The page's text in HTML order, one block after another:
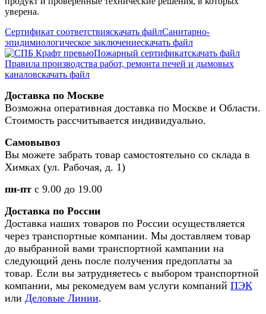
уверена.
Сертификат соответствияскачать файлСанитарно-
эпидимиологическое заключениескачать файл
Пожарный сертификатскачать файл
Правила производства работ, ремонта печей и дымовых
каналовскачать файл
Доставка по Москве
Возможна оперативная доставка по Москве и Области.
Стоимость рассчитывается индивидуально.
Самовывоз
Вы можете забрать товар самостоятельно со склада в
Химках (ул. Рабочая, д. 1)
пн-пт с 9.00 до 19.00
Доставка по России
Доставка наших товаров по России осуществляется
через транспортные компании. Мы доставляем товар
до выбранной вами транспортной кампании на
следующий день после получения предоплаты за
товар. Если вы затрудняетесь с выбором транспортной
компании, мы рекомедуем вам услуги компаний ПЭК
или Деловые Линии.